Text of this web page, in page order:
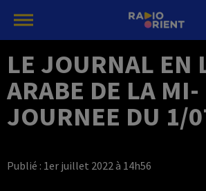
LE JOURNAL EN
ARABE DE LA MI-
JOURNEE DU 1/
Publié : 1er juillet 2022 à 14h56